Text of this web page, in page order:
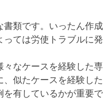
類です。いったん作
ては労使トラブルに発
なケースを経験した
似たケースを経験し
有しているかが重要で